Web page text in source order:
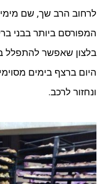
לרחוב הרב שך, שם
המפורסם ביותר בבני
בלצון שאפשר להתפלל
היום ברצף בימים
ונחזור לרכב.